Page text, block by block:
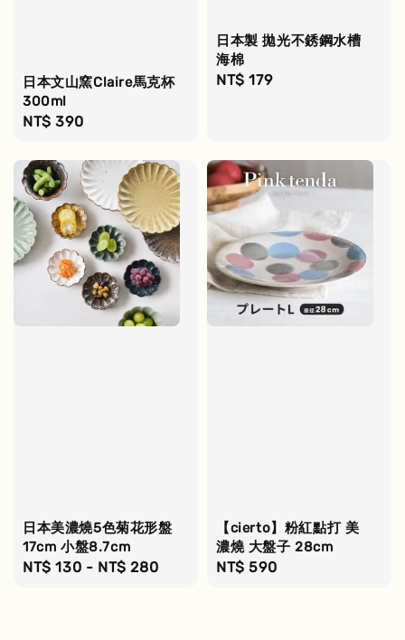
日本文山窯Claire馬克杯
300ml
Regular
NT$ 390
日本製 拋光不銹鋼水槽
海棉
Regular
NT$ 179
日本美濃燒5色菊花形盤
17cm 小盤8.7cm
Regular
NT$ 130 - NT$ 280
【cierto】粉紅點打 美
濃燒 大盤子 28cm
Regular
NT$ 590